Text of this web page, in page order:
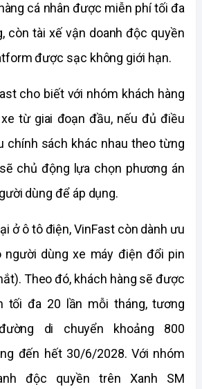
cá nhân được miễn phí tối đa
còn tài xế vận doanh độc quyền
được sạc không giới hạn.
cho biết với nhóm khách hàng
từ giai đoạn đầu, nếu đủ điều
chính sách khác nhau theo từng
chủ động lựa chọn phương án
dùng để áp dụng.
ở ô tô điện, VinFast còn dành ưu
người dùng xe máy điện đổi pin
Theo đó, khách hàng sẽ được
tối đa 20 lần mỗi tháng, tương
di chuyển khoảng 800
đến hết 30/6/2028. Với nhóm
độc quyền trên Xanh SM